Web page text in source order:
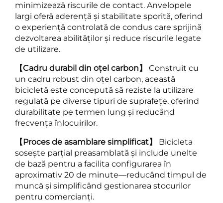
minimizează riscurile de contact. Anvelopele
largi oferă aderență și stabilitate sporită, oferind
o experiență controlată de condus care sprijină
dezvoltarea abilităților și reduce riscurile legate
de utilizare.
【Cadru durabil din oțel carbon】 Construit cu
un cadru robust din oțel carbon, această
bicicletă este concepută să reziste la utilizare
regulată pe diverse tipuri de suprafețe, oferind
durabilitate pe termen lung și reducând
frecvența înlocuirilor.
【Proces de asamblare simplificat】 Bicicleta
sosește parțial preasamblată și include unelte
de bază pentru a facilita configurarea în
aproximativ 20 de minute—reducând timpul de
muncă și simplificând gestionarea stocurilor
pentru comercianți.